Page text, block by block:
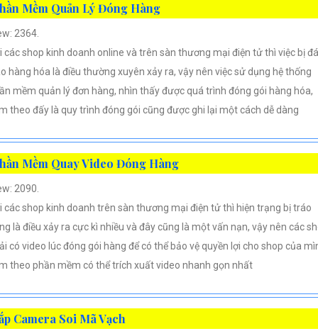
Mềm Quản Lý Đóng Hàng
2364.
các shop kinh doanh online và trên sàn thương mại điện tử thì việc bị
hàng hóa là điều thường xuyên xảy ra, vậy nên việc sử dụng hệ thống
mềm quản lý đơn hàng, nhìn thấy được quá trình đóng gói hàng hóa,
theo đấy là quy trình đóng gói cũng được ghi lại một cách dễ dàng
Mềm Quay Video Đóng Hàng
2090.
các shop kinh doanh trên sàn thương mại điện tử thì hiện trạng bị tráo
là điều xảy ra cực kì nhiều và đây cũng là một vấn nạn, vậy nên các
có video lúc đóng gói hàng để có thể bảo vệ quyền lợi cho shop của
theo phần mềm có thể trích xuất video nhanh gọn nhất
Camera Soi Mã Vạch